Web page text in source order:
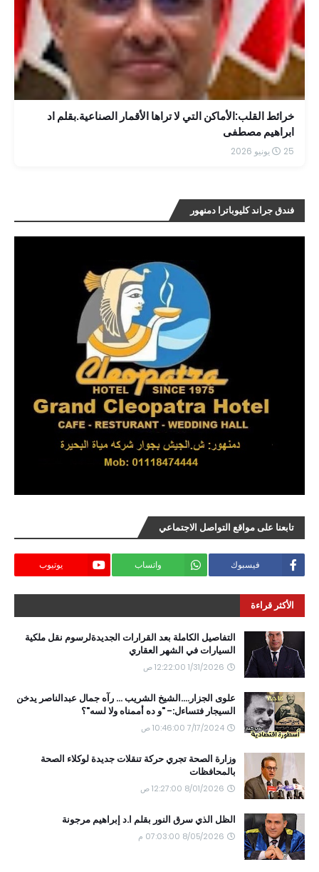
خرائط القلب:الأماكن التي لا تراها الأقمار الصناعية.بقلم اد
ابراهيم مصطفى
25 يونيو 2026
فندق جراند كليوباترا دمنهور
تابعنا على مواقع التواصل الاجتماعي
فيسبوك واتساب يوتيوب
الأكثر قراءة
التفاصيل الكاملة بعد القرارات الجديدةلرسوم نقل ملكية
السيارات في الشهر العقاري
1/31/2026 12:22:00 ص
علوى الجزار....الشيخ الشريب ... رآه جمال عبدالناصر يدخن
السيجار فتساءل:- "و ده أممناه ولا لسه"؟
7/17/2024 10:46:00 ص
وزارة الصحة تجري حركة تنقلات جديدة لوكلاء الصحة
بالمحافظات
8/01/2026 12:27:00 ص
الظل الذي سرق النور بقلم ا.د إبراهيم مرجونة
8/05/2026 07:03:00 م